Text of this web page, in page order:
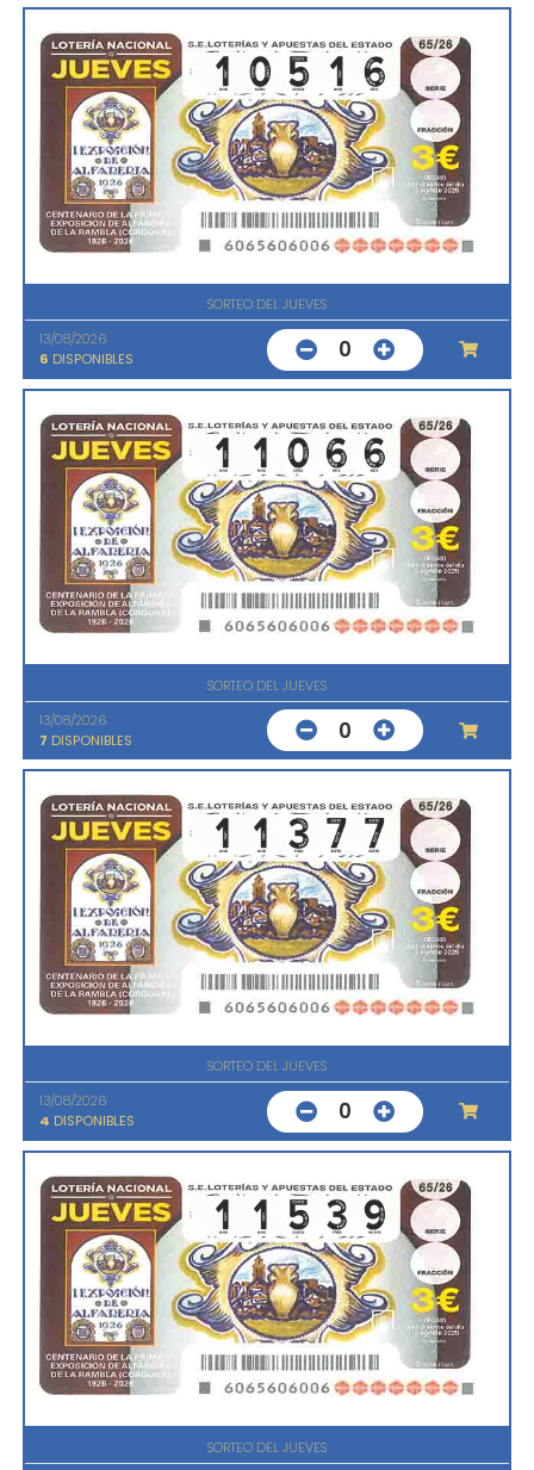
SORTEO DEL JUEVES
13/08/2026
6 DISPONIBLES 0
SORTEO DEL JUEVES
13/08/2026
7 DISPONIBLES 0
SORTEO DEL JUEVES
13/08/2026
4 DISPONIBLES 0
SORTEO DEL JUEVES